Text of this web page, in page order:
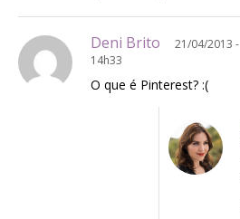
Deni Brito
21/04/2013 -
14h33
O que é Pinterest? :(